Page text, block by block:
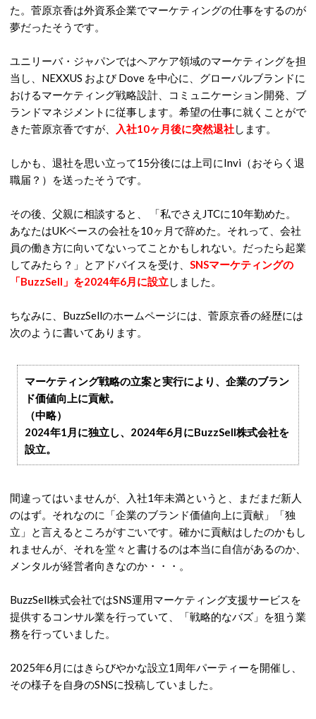
た。菅原京香は外資系企業でマーケティングの仕事をするのが
夢だったそうです。
ユニリーバ・ジャパンではヘアケア領域のマーケティングを担
当し、NEXXUS および Dove を中心に、グローバルブランドに
おけるマーケティング戦略設計、コミュニケーション開発、ブ
ランドマネジメントに従事します。希望の仕事に就くことがで
きた菅原京香ですが、
入社10ヶ月後に突然退社します。
しかも、退社を思い立って15分後には上司にInvi（おそらく退
職届？）を送ったそうです。
その後、父親に相談すると、 「私でさえJTCに10年勤めた。
あなたはUKベースの会社を10ヶ月で辞めた。それって、会社
員の働き方に向いてないってことかもしれない。だったら起業
してみたら？」とアドバイスを受け、 SNSマーケティングの
「BuzzSell」を2024年6月に設立しました。
ちなみに、BuzzSellのホームページには、菅原京香の経歴には
次のように書いてあります。
マーケティング戦略の立案と実行により、企業のブラン
ド価値向上に貢献。
（中略）
2024年1月に独立し、2024年6月にBuzzSell株式会社を
設立。
間違ってはいませんが、入社1年未満というと、まだまだ新人
のはず。それなのに「企業のブランド価値向上に貢献」「独
立」と言えるところがすごいです。確かに貢献はしたのかもし
れませんが、それを堂々と書けるのは本当に自信があるのか、
メンタルが経営者向きなのか・・・。
BuzzSell株式会社ではSNS運用マーケティング支援サービスを
提供するコンサル業を行っていて、「戦略的なバズ」を狙う業
務を行っていました。
2025年6月にはきらびやかな設立1周年パーティーを開催し、
その様子を自身のSNSに投稿していました。